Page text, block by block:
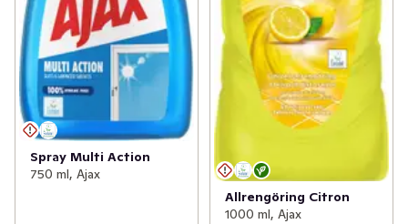
Spray Multi Action
750 ml, Ajax
Allrengöring Citron
1000 ml, Ajax